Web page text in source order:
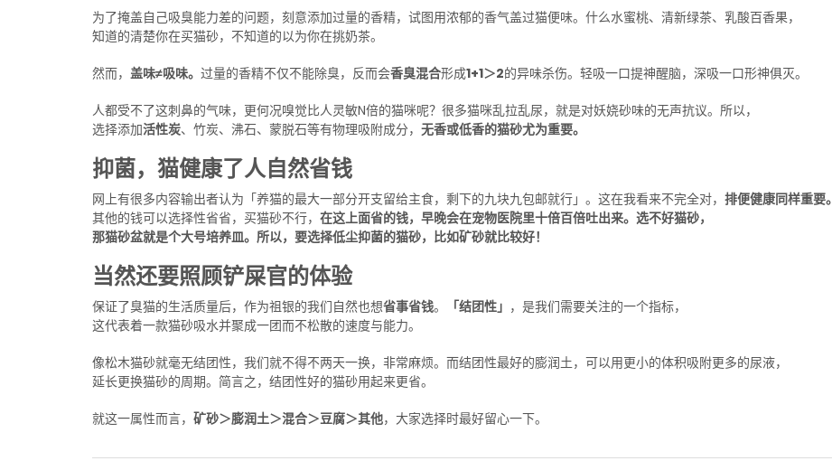
为了掩盖自己吸臭能力差的问题，刻意添加过量的香精，试图用浓郁的香气盖过猫便味。什么水蜜桃、清新绿茶、乳酸百香果，
知道的清楚你在买猫砂，不知道的以为你在挑奶茶。
然而， 盖味≠吸味。 过量的香精不仅不能除臭，反而会香臭混合形成1+1＞2的异味杀伤。轻吸一口提神醒脑，深吸一口形神俱灭。
人都受不了这刺鼻的气味，更何况嗅觉比人灵敏N倍的猫咪呢？很多猫咪乱拉乱尿，就是对妖娆砂味的无声抗议。所以，
选择添加活性炭、竹炭、沸石、蒙脱石等有物理吸附成分， 无香或低香的猫砂尤为重要。
抑菌，猫健康了人自然省钱
网上有很多内容输出者认为「养猫的最大一部分开支留给主食，剩下的九块九包邮就行」。这在我看来不完全对， 排便健康同样重要。
其他的钱可以选择性省省，买猫砂不行， 在这上面省的钱，早晚会在宠物医院里十倍百倍吐出来。 选不好猫砂，
那猫砂盆就是个大号培养皿。所以，要选择低尘抑菌的猫砂，比如矿砂就比较好！
当然还要照顾铲屎官的体验
保证了臭猫的生活质量后，作为祖银的我们自然也想省事省钱。 「结团性」 ，是我们需要关注的一个指标，
这代表着一款猫砂吸水并聚成一团而不松散的速度与能力。
像松木猫砂就毫无结团性，我们就不得不两天一换，非常麻烦。而结团性最好的膨润土，可以用更小的体积吸附更多的尿液，
延长更换猫砂的周期。简言之，结团性好的猫砂用起来更省。
就这一属性而言， 矿砂＞膨润土＞混合＞豆腐＞其他，大家选择时最好留心一下。